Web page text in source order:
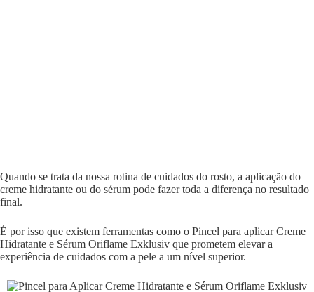
Quando se trata da nossa rotina de cuidados do rosto, a aplicação do
creme hidratante ou do sérum pode fazer toda a diferença no resultado
final.
É por isso que existem ferramentas como o Pincel para aplicar Creme
Hidratante e Sérum Oriflame Exklusiv que prometem elevar a
experiência de cuidados com a pele a um nível superior.